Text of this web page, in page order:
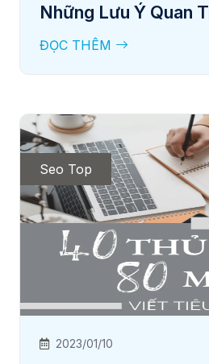
Những Lưu Ý Quan
Thiết Kế Website
ĐỌC THÊM
Seo Top
2023/01/10